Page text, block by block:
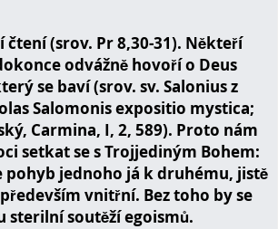
(srov. Pr 8,30-31). Někteří
odvážně hovoří o Deus
se baví (srov. sv. Salonius z
Salomonis expositio mystica;
Carmina, I, 2, 589). Proto nám
setkat se s Trojjediným Bohem:
pohyb jednoho já k druhému, jistě
vnitřní. Bez toho by se
sterilní soutěží egoismů.